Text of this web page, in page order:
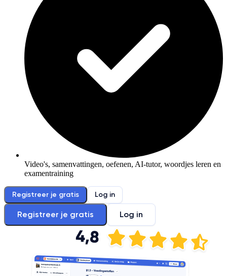
Video's, samenvattingen, oefenen, AI-tutor, woordjes leren en
examentraining
Registreer je gratis Log in
Registreer je gratis Log in